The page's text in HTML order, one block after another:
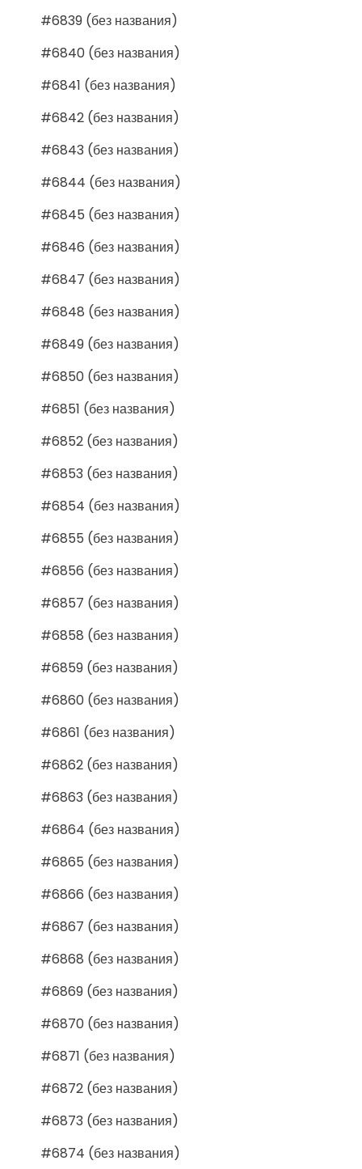
#6839 (без названия)
#6840 (без названия)
#6841 (без названия)
#6842 (без названия)
#6843 (без названия)
#6844 (без названия)
#6845 (без названия)
#6846 (без названия)
#6847 (без названия)
#6848 (без названия)
#6849 (без названия)
#6850 (без названия)
#6851 (без названия)
#6852 (без названия)
#6853 (без названия)
#6854 (без названия)
#6855 (без названия)
#6856 (без названия)
#6857 (без названия)
#6858 (без названия)
#6859 (без названия)
#6860 (без названия)
#6861 (без названия)
#6862 (без названия)
#6863 (без названия)
#6864 (без названия)
#6865 (без названия)
#6866 (без названия)
#6867 (без названия)
#6868 (без названия)
#6869 (без названия)
#6870 (без названия)
#6871 (без названия)
#6872 (без названия)
#6873 (без названия)
#6874 (без названия)